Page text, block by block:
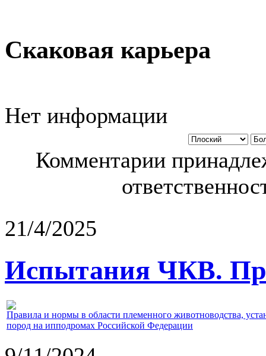
Скаковая карьера
Нет информации
Комментарии
21/4/2025
Испытания ЧКВ.
Правила и нормы в области племенного животноводства,
пород на ипподромах Российской Федерации